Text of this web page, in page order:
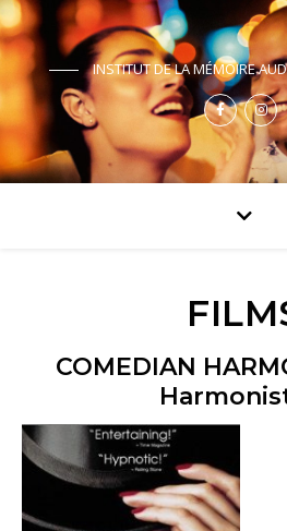
INSTITUT DE LA MÉMOIRE
COMEDIAN